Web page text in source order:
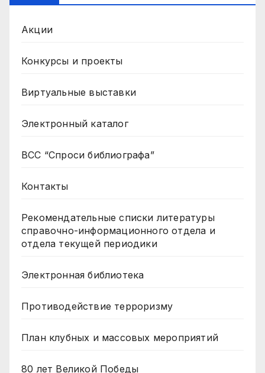
Акции
Конкурсы и проекты
Виртуальные выставки
Электронный каталог
ВСС “Спроси библиографа”
Контакты
Рекомендательные списки литературы
справочно-информационного отдела и
отдела текущей периодики
Электронная библиотека
Противодействие терроризму
План клубных и массовых мероприятий
80 лет Великой Победы